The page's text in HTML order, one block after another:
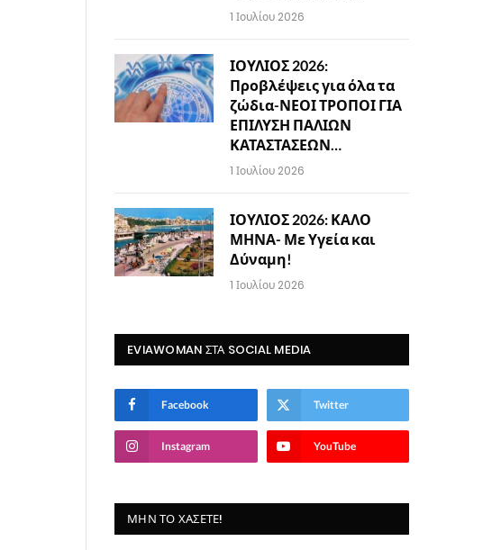
1 Ιουλίου 2026
ΙΟΥΛΙΟΣ 2026:
Προβλέψεις για όλα τα
ζώδια-ΝΕΟΙ ΤΡΟΠΟΙ ΓΙΑ
ΕΠΙΛΥΣΗ ΠΑΛΙΩΝ
ΚΑΤΑΣΤΑΣΕΩΝ…
1 Ιουλίου 2026
ΙΟΥΛΙΟΣ 2026: ΚΑΛΟ
ΜΗΝΑ- Με Υγεία και
Δύναμη!
1 Ιουλίου 2026
EVIAWOMAN ΣΤΑ SOCIAL MEDIA
Facebook Twitter
Instagram YouTube
ΜΗΝ ΤΟ ΧΆΣΕΤΕ!